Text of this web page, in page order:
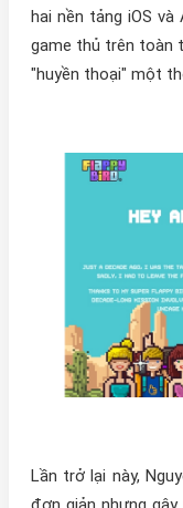
hai nền tảng iOS
game thủ trên toàn
"huyền thoại" một
Lần trở lại này,